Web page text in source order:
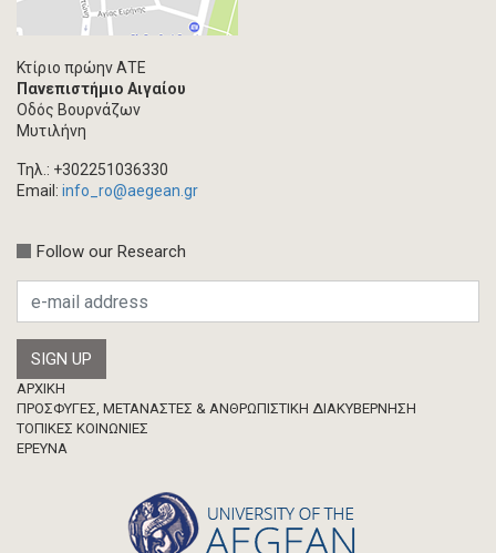
Κτίριο πρώην ΑΤΕ
Πανεπιστήμιο Αιγαίου
Οδός Βουρνάζων
Μυτιλήνη
Τηλ.: +302251036330
Email: info_ro@aegean.gr
Follow our Research
Footer
ΑΡΧΙΚΗ
ΠΡΟΣΦΥΓΕΣ, ΜΕΤΑΝΑΣΤΕΣ & ΑΝΘΡΩΠΙΣΤΙΚΗ ΔΙΑΚΥΒΕΡΝΗΣΗ
ΤΟΠΙΚΕΣ ΚΟΙΝΩΝΙΕΣ
ΈΡΕΥΝΑ